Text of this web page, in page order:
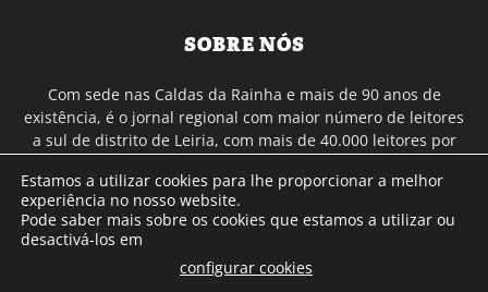
SOBRE NÓS
Com sede nas Caldas da Rainha e mais de 90 anos de
existência, é o jornal regional com maior número de leitores
a sul de distrito de Leiria, com mais de 40.000 leitores por
Continental e assinatura online.
SIGA-NOS
Estamos a utilizar cookies para lhe proporcionar a melhor
experiência no nosso website.
Pode saber mais sobre os cookies que estamos a utilizar ou
desactivá-los em
configurar cookies